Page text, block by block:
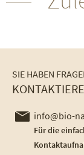
SIE HABEN
info@bio-
Für die